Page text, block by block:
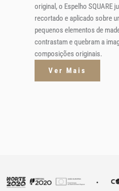
original, o Espelho SQUARE
recortado e aplicado sobre
pequenos elementos de
contrastam e quebram a
composições originais.
Ver Mais